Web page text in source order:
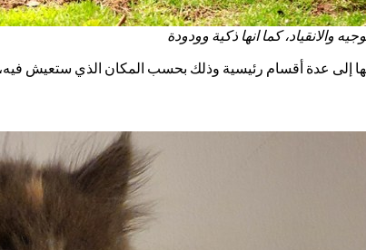
والانقياد، كما انها ذكية وودودة
إلى عدة أقسام رئيسية وذلك بحسب المكان الذي ستعيش فيه،